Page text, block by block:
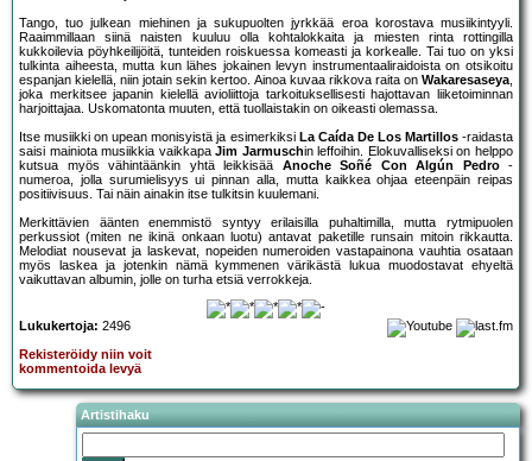
Tango, tuo julkean miehinen ja sukupuolten jyrkkää eroa korostava musiikintyyli.
Raaimmillaan siinä naisten kuuluu olla kohtalokkaita ja miesten rinta rottingilla
kukkoilevia pöyhkeilijöitä, tunteiden roiskuessa komeasti ja korkealle. Tai tuo on yksi
tulkinta aiheesta, mutta kun lähes jokainen levyn instrumentaaliraidoista on otsikoitu
espanjan kielellä, niin jotain sekin kertoo. Ainoa kuvaa rikkova raita on Wakaresaseya,
joka merkitsee japanin kielellä avioliittoja tarkoituksellisesti hajottavan liiketoiminnan
harjoittajaa. Uskomatonta muuten, että tuollaistakin on oikeasti olemassa.
Itse musiikki on upean monisyistä ja esimerkiksi La Caída De Los Martillos-raidasta
saisi mainiota musiikkia vaikkapaJim Jarmuschin leffoihin. Elokuvalliseksi on helppo
kutsua myös vähintäänkin yhtä leikkisää Anoche Soñé Con Algún Pedro-
numeroa, jolla surumielisyys ui pinnan alla, mutta kaikkea ohjaa eteenpäin reipas
positiivisuus. Tai näin ainakin itse tulkitsin kuulemani.
Merkittävien äänten enemmistö syntyy erilaisilla puhaltimilla, mutta rytmipuolen
perkussiot (miten ne ikinä onkaan luotu) antavat paketille runsain mitoin rikkautta.
Melodiat nousevat ja laskevat, nopeiden numeroiden vastapainona vauhtia osataan
myös laskea ja jotenkin nämä kymmenen värikästä lukua muodostavat ehyeltä
vaikuttavan albumin, jolle on turha etsiä verrokkeja.
Lukukertoja: 2496
Rekisteröidy niin voit
kommentoida levyä
Artistihaku